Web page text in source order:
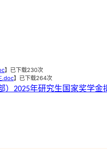
】已下载230次
.doc】已下载264次
）2025年研究生国家奖学金